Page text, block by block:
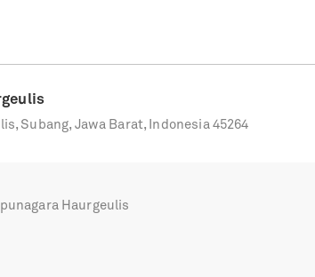
Subang, Jawa Barat, Indonesia 45264
Haurgeulis